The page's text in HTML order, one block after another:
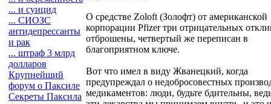
... и суицид
... СИОЗС
антидепрессанты
и рак
... штраф 3 млрд
долларов
Крупнейший
форум о Паксиле
Секреты Паксила
О средстве Zoloft (Золофт) от американской
корпорации Pfizer три отрицательных
отброшены, четвертый же переписан в
благоприятном ключе.
Вот что имел в виду Жванецкий, когда
предупреждал о недобросовестных
медикаментов: люди, будьте бдительны,